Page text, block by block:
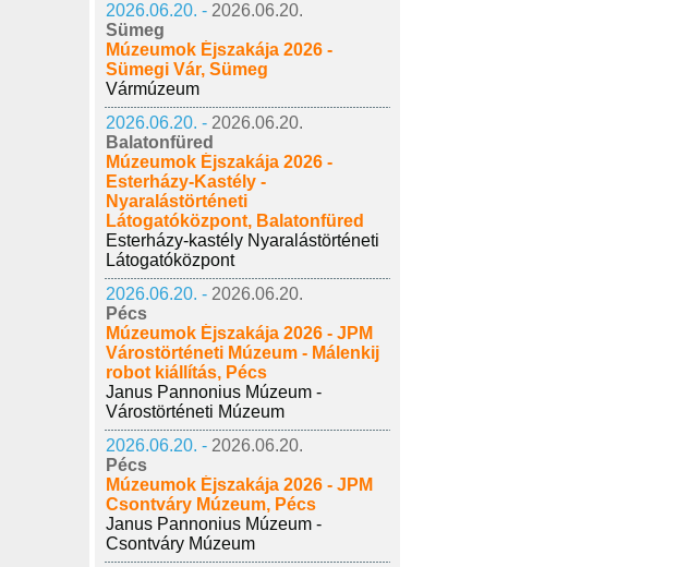
2026.06.20. - 2026.06.20.
Sümeg
Múzeumok Éjszakája 2026 -
Sümegi Vár, Sümeg
Vármúzeum
2026.06.20. - 2026.06.20.
Balatonfüred
Múzeumok Éjszakája 2026 -
Esterházy-Kastély -
Nyaralástörténeti
Látogatóközpont, Balatonfüred
Esterházy-kastély Nyaralástörténeti
Látogatóközpont
2026.06.20. - 2026.06.20.
Pécs
Múzeumok Éjszakája 2026 - JPM
Várostörténeti Múzeum - Málenkij
robot kiállítás, Pécs
Janus Pannonius Múzeum -
Várostörténeti Múzeum
2026.06.20. - 2026.06.20.
Pécs
Múzeumok Éjszakája 2026 - JPM
Csontváry Múzeum, Pécs
Janus Pannonius Múzeum -
Csontváry Múzeum